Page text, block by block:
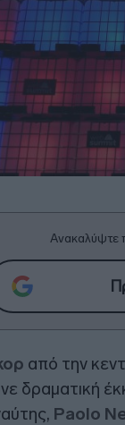
Ανακαλύψτε
από την
δραματική
Paolo